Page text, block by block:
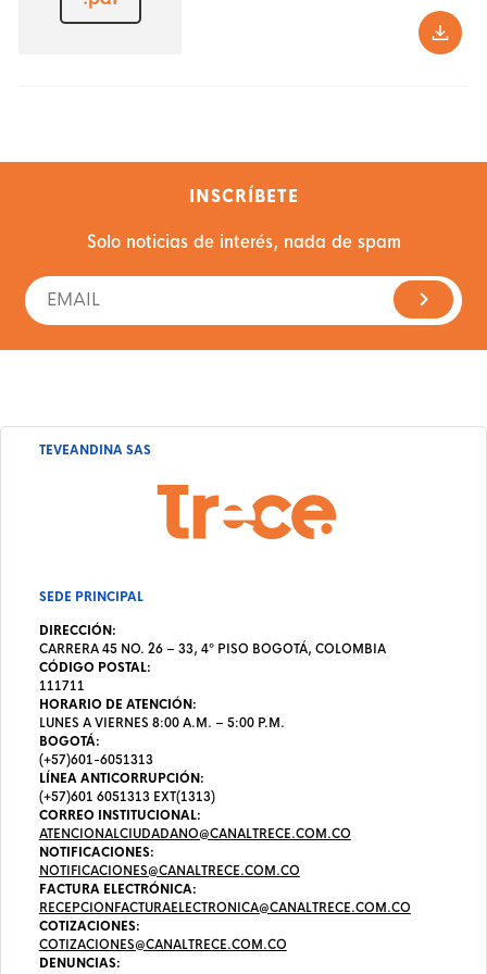
INSCRÍBETE
Solo noticias de interés, nada de spam
TEVEANDINA SAS
SEDE PRINCIPAL
DIRECCIÓN:
CARRERA 45 NO. 26 – 33, 4º PISO BOGOTÁ, COLOMBIA
CÓDIGO POSTAL:
111711
HORARIO DE ATENCIÓN:
LUNES A VIERNES 8:00 A.M. – 5:00 P.M.
BOGOTÁ:
(+57)601-6051313
LÍNEA ANTICORRUPCIÓN:
(+57)601 6051313 EXT(1313)
CORREO INSTITUCIONAL:
ATENCIONALCIUDADANO@CANALTRECE.COM.CO
NOTIFICACIONES:
NOTIFICACIONES@CANALTRECE.COM.CO
FACTURA ELECTRÓNICA:
RECEPCIONFACTURAELECTRONICA@CANALTRECE.COM.CO
COTIZACIONES:
COTIZACIONES@CANALTRECE.COM.CO
DENUNCIAS: